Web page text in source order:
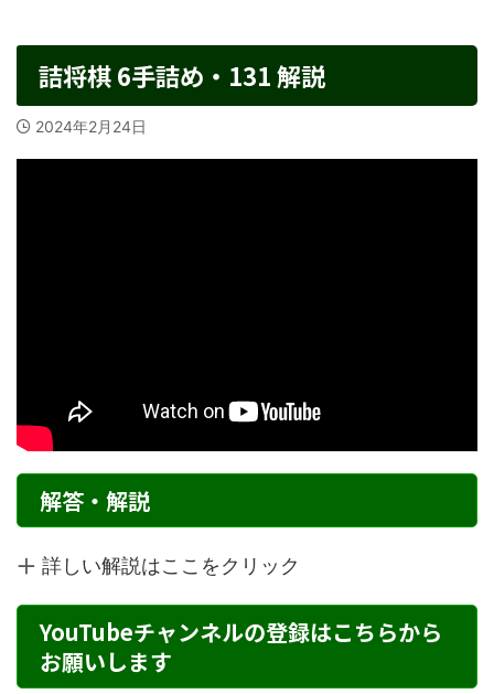
詰将棋 6手詰め・131 解説
2024年2月24日
解答・解説
詳しい解説はここをクリック
YouTubeチャンネルの登録はこちらから
お願いします